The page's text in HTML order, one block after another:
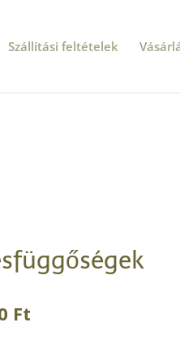
Szállítási feltételek
FtCurrent